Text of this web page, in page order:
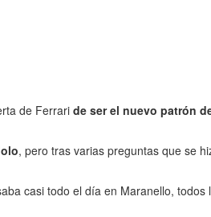
de Ferrari de ser el nuevo patrón
, pero tras varias preguntas que se
casi todo el día en Maranello,